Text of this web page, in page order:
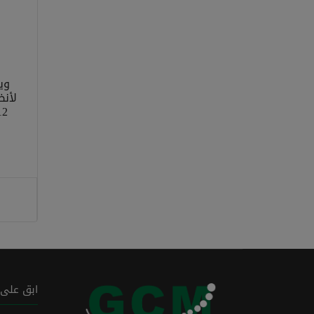
12 تيرا
ابق